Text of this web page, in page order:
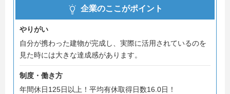
企業のここがポイント
やりがい
自分が携わった建物が完成し、実際に活用されているのを
見た時には大きな達成感があります。
制度・働き方
年間休日125日以上！平均有休取得日数16.0日！